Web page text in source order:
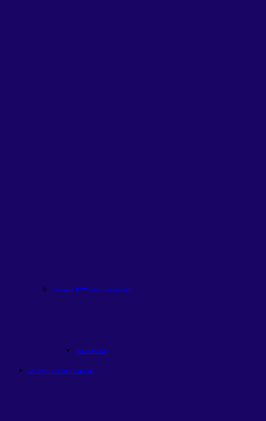
Carteira ETFs Globaisem alta
Alfa Global
Outras recomendações